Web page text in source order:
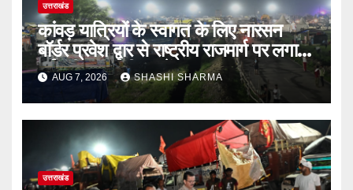
उत्तराखंड
कांवड़ यात्रियों के स्वागत के लिए नारसन
बॉर्डर प्रवेश द्वार से राष्ट्रीय राजमार्ग पर लगाई
गई रंगीन एलईडी लाइटें
AUG 7, 2026 SHASHI SHARMA
उत्तराखंड